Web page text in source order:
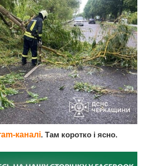
каналі. Там коротко і ясно.